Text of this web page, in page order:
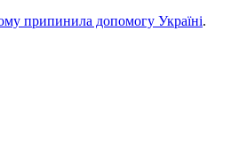
припинила допомогу Україні.